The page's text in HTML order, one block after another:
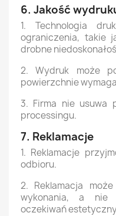
6. Jakość
1. Technologia
ograniczenia, takie
drobne
2. Wydruk może
powierzchnie
3. Firma nie usuwa
processingu.
7. Reklamacje
1. Reklamacje
odbioru.
2. Reklamacja
wykonania, a nie
oczekiwań